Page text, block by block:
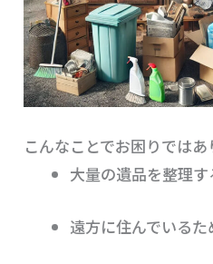
こんなことでお困りではあ
大量の遺品を整理
遠方に住んでいる